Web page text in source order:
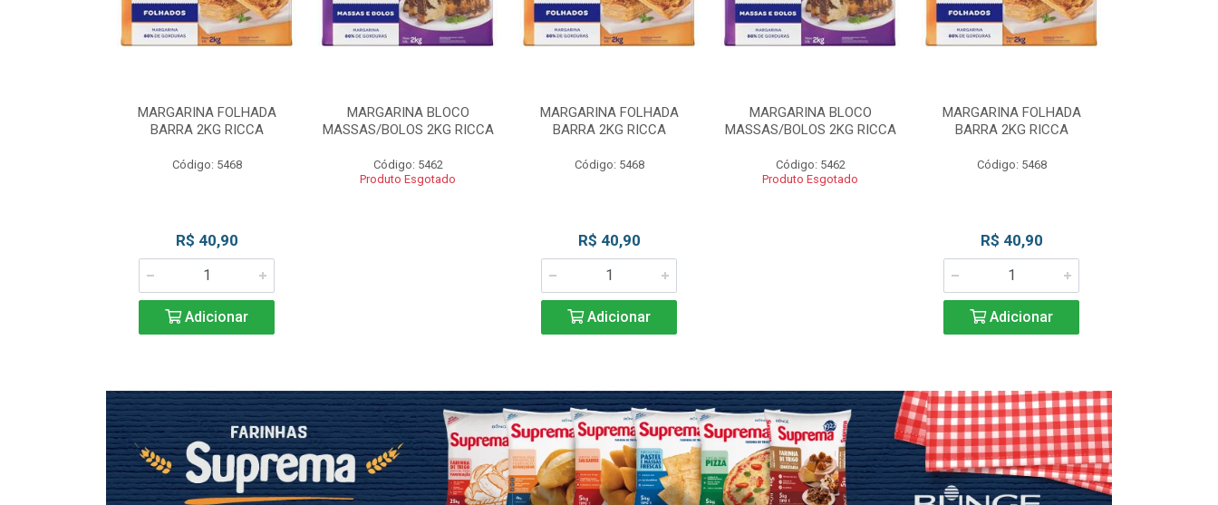
MARGARINA FOLHADA
BARRA 2KG RICCA
Código: 5468
R$ 40,90
Adicionar
MARGARINA BLOCO
MASSAS/BOLOS 2KG RICCA
Código: 5462
Produto Esgotado
MARGARINA FOLHADA
BARRA 2KG RICCA
Código: 5468
R$ 40,90
Adicionar
MARGARINA BLOCO
MASSAS/BOLOS 2KG RICCA
Código: 5462
Produto Esgotado
MARGARINA FOLHADA
BARRA 2KG RICCA
Código: 5468
R$ 40,90
Adicionar